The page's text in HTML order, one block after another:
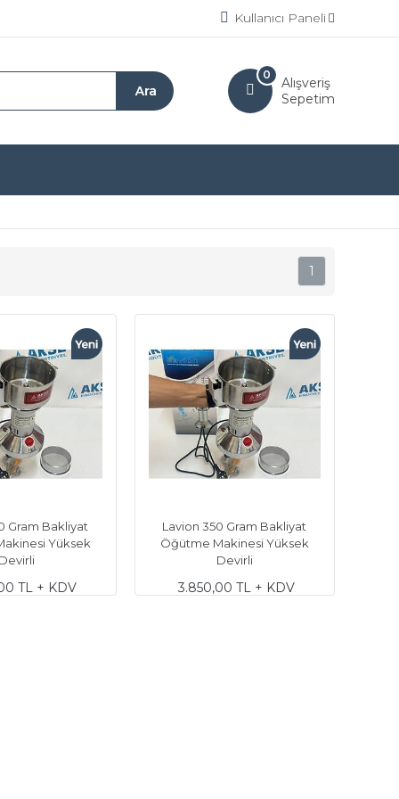
Kullanıcı Paneli
Alışveriş
Sepetim
0
1
Gram Bakliyat
Yüksek
TL + KDV
Lavion 350 Gram Bakliyat
Öğütme Makinesi Yüksek
Devirli
3.850,00 TL + KDV